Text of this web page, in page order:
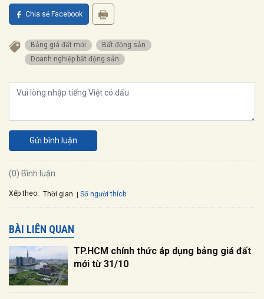
Chia sẻ Facebook
Bảng giá đất mới
Bất động sản
Doanh nghiệp bất động sản
Gửi bình luận
(0) Bình luận
Xếp theo: Thời gian Số người thích
BÀI LIÊN QUAN
TP.HCM chính thức áp dụng bảng giá đất
mới từ 31/10